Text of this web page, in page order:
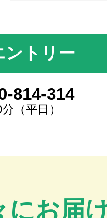
ントリー
814-314
（平日）
にお届